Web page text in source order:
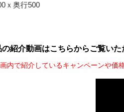
ｘ奥行500
の紹介動画はこちらからご覧いた
内で紹介しているキャンペーンや価